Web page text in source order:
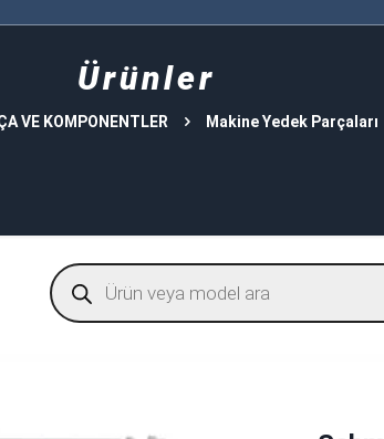
Ürünler
VE KOMPONENTLER Makine Yedek Parçaları
Products
search